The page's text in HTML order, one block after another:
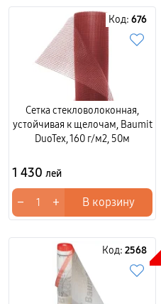
Код: 676
Сетка стекловолоконная,
устойчивая к щелочам, Baumit
DuoTex, 160 г/м2, 50м
1 430 лей
− + В корзину
Код: 2568